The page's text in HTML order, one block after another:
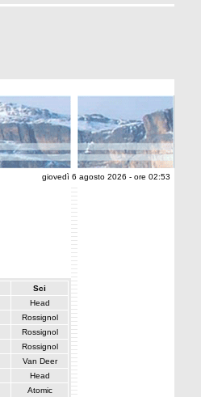
giovedì 6 agosto 2026 - ore 02:53
Sci
Head
Rossignol
Rossignol
Rossignol
Van Deer
Head
Atomic